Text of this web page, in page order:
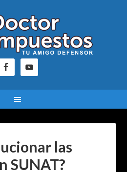
las
SUNAT?